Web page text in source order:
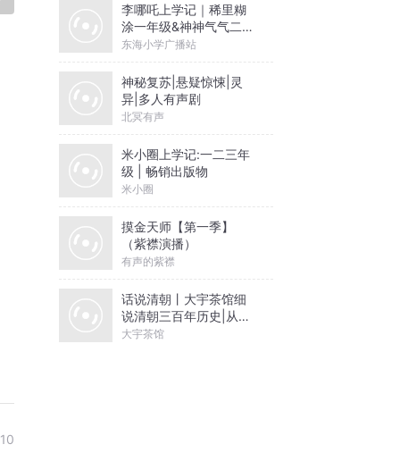
李哪吒上学记｜稀里糊
涂一年级&神神气气二年
级
东海小学广播站
神秘复苏|悬疑惊悚|灵
异|多人有声剧
北冥有声
米小圈上学记:一二三年
级 | 畅销出版物
米小圈
摸金天师【第一季】
（紫襟演播）
有声的紫襟
话说清朝丨大宇茶馆细
说清朝三百年历史|从努
尔哈赤到末代皇帝溥仪|
大宇茶馆